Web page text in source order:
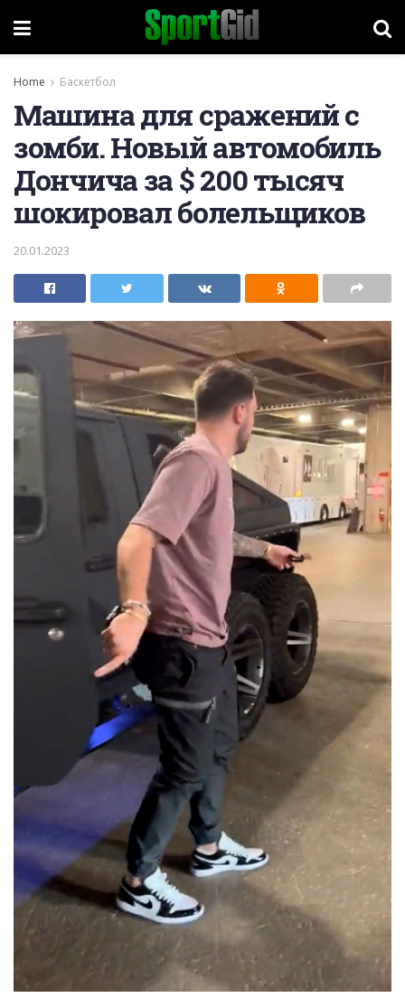
Home Баскетбол
Машина для сражений с
зомби. Новый автомобиль
Дончича за $ 200 тысяч
шокировал болельщиков
20.01.2023